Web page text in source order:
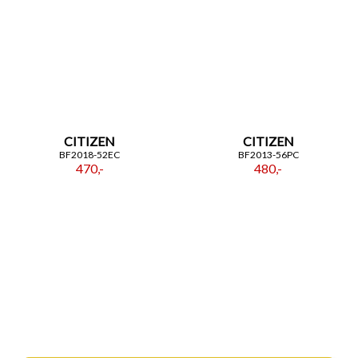
CITIZEN
BF2018-52EC
470,-
CITIZEN
BF2013-56PC
480,-